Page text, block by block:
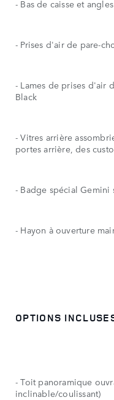
- Bas de caisse et
- Prises d'air de pare-
- Lames de prises d'air
Black
- Vitres arrière
portes arrière, des
- Badge spécial Gemini
- Hayon à ouverture
OPTIONS
- Toit panoramique
inclinable/coulissant)